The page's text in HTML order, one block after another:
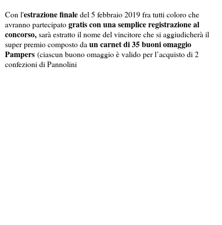
Con l'estrazione finaledel 5 febbraio 2019 fra tutti coloro che
avranno partecipatogratis con una semplice registrazione al
concorso,sarà estratto il nome del vincitore che si aggiudicherà il
super premio composto da un carnet di 35 buoni omaggio
Pampers (ciascun buono omaggio è valido per l’acquisto di 2
confezioni di Pannolini